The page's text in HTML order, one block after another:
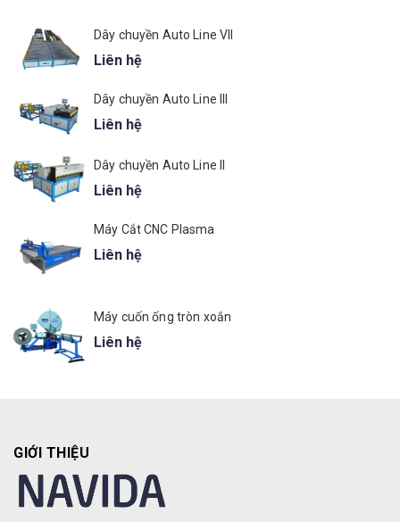
Dây chuyền Auto Line VII
Liên hệ
Dây chuyền Auto Line III
Liên hệ
Dây chuyền Auto Line II
Liên hệ
Máy Cắt CNC Plasma
Liên hệ
Máy cuốn ống tròn xoắn
Liên hệ
GIỚI THIỆU